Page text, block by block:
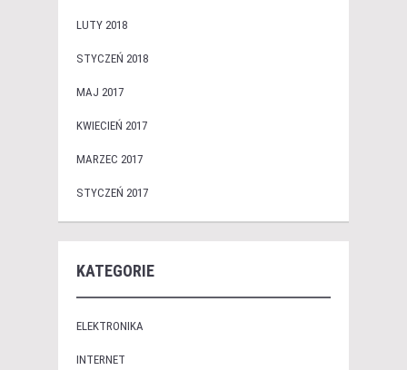
LUTY 2018
STYCZEŃ 2018
MAJ 2017
KWIECIEŃ 2017
MARZEC 2017
STYCZEŃ 2017
KATEGORIE
ELEKTRONIKA
INTERNET